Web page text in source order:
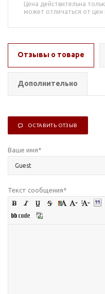
Цена действительна
может отличаться от цен
Отзывы о товаре
Дополнительно
ОСТАВИТЬ ОТЗЫВ
Ваше имя*
Текст сообщения*